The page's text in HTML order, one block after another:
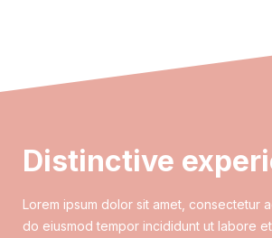
Distinctive
Lorem ipsum dolor sit amet, consectetur
do eiusmod tempor incididunt ut labore